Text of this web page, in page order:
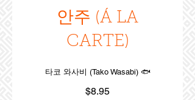
안주 (Á LA
CARTE)
타코 와사비 (Tako Wasabi) 🐟
$8.95